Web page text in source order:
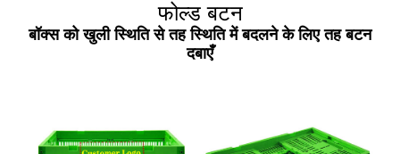
फोल्ड बटन
बॉक्स को खुली स्थिति से तह स्थिति में बदलने के लिए तह बटन
दबाएँ